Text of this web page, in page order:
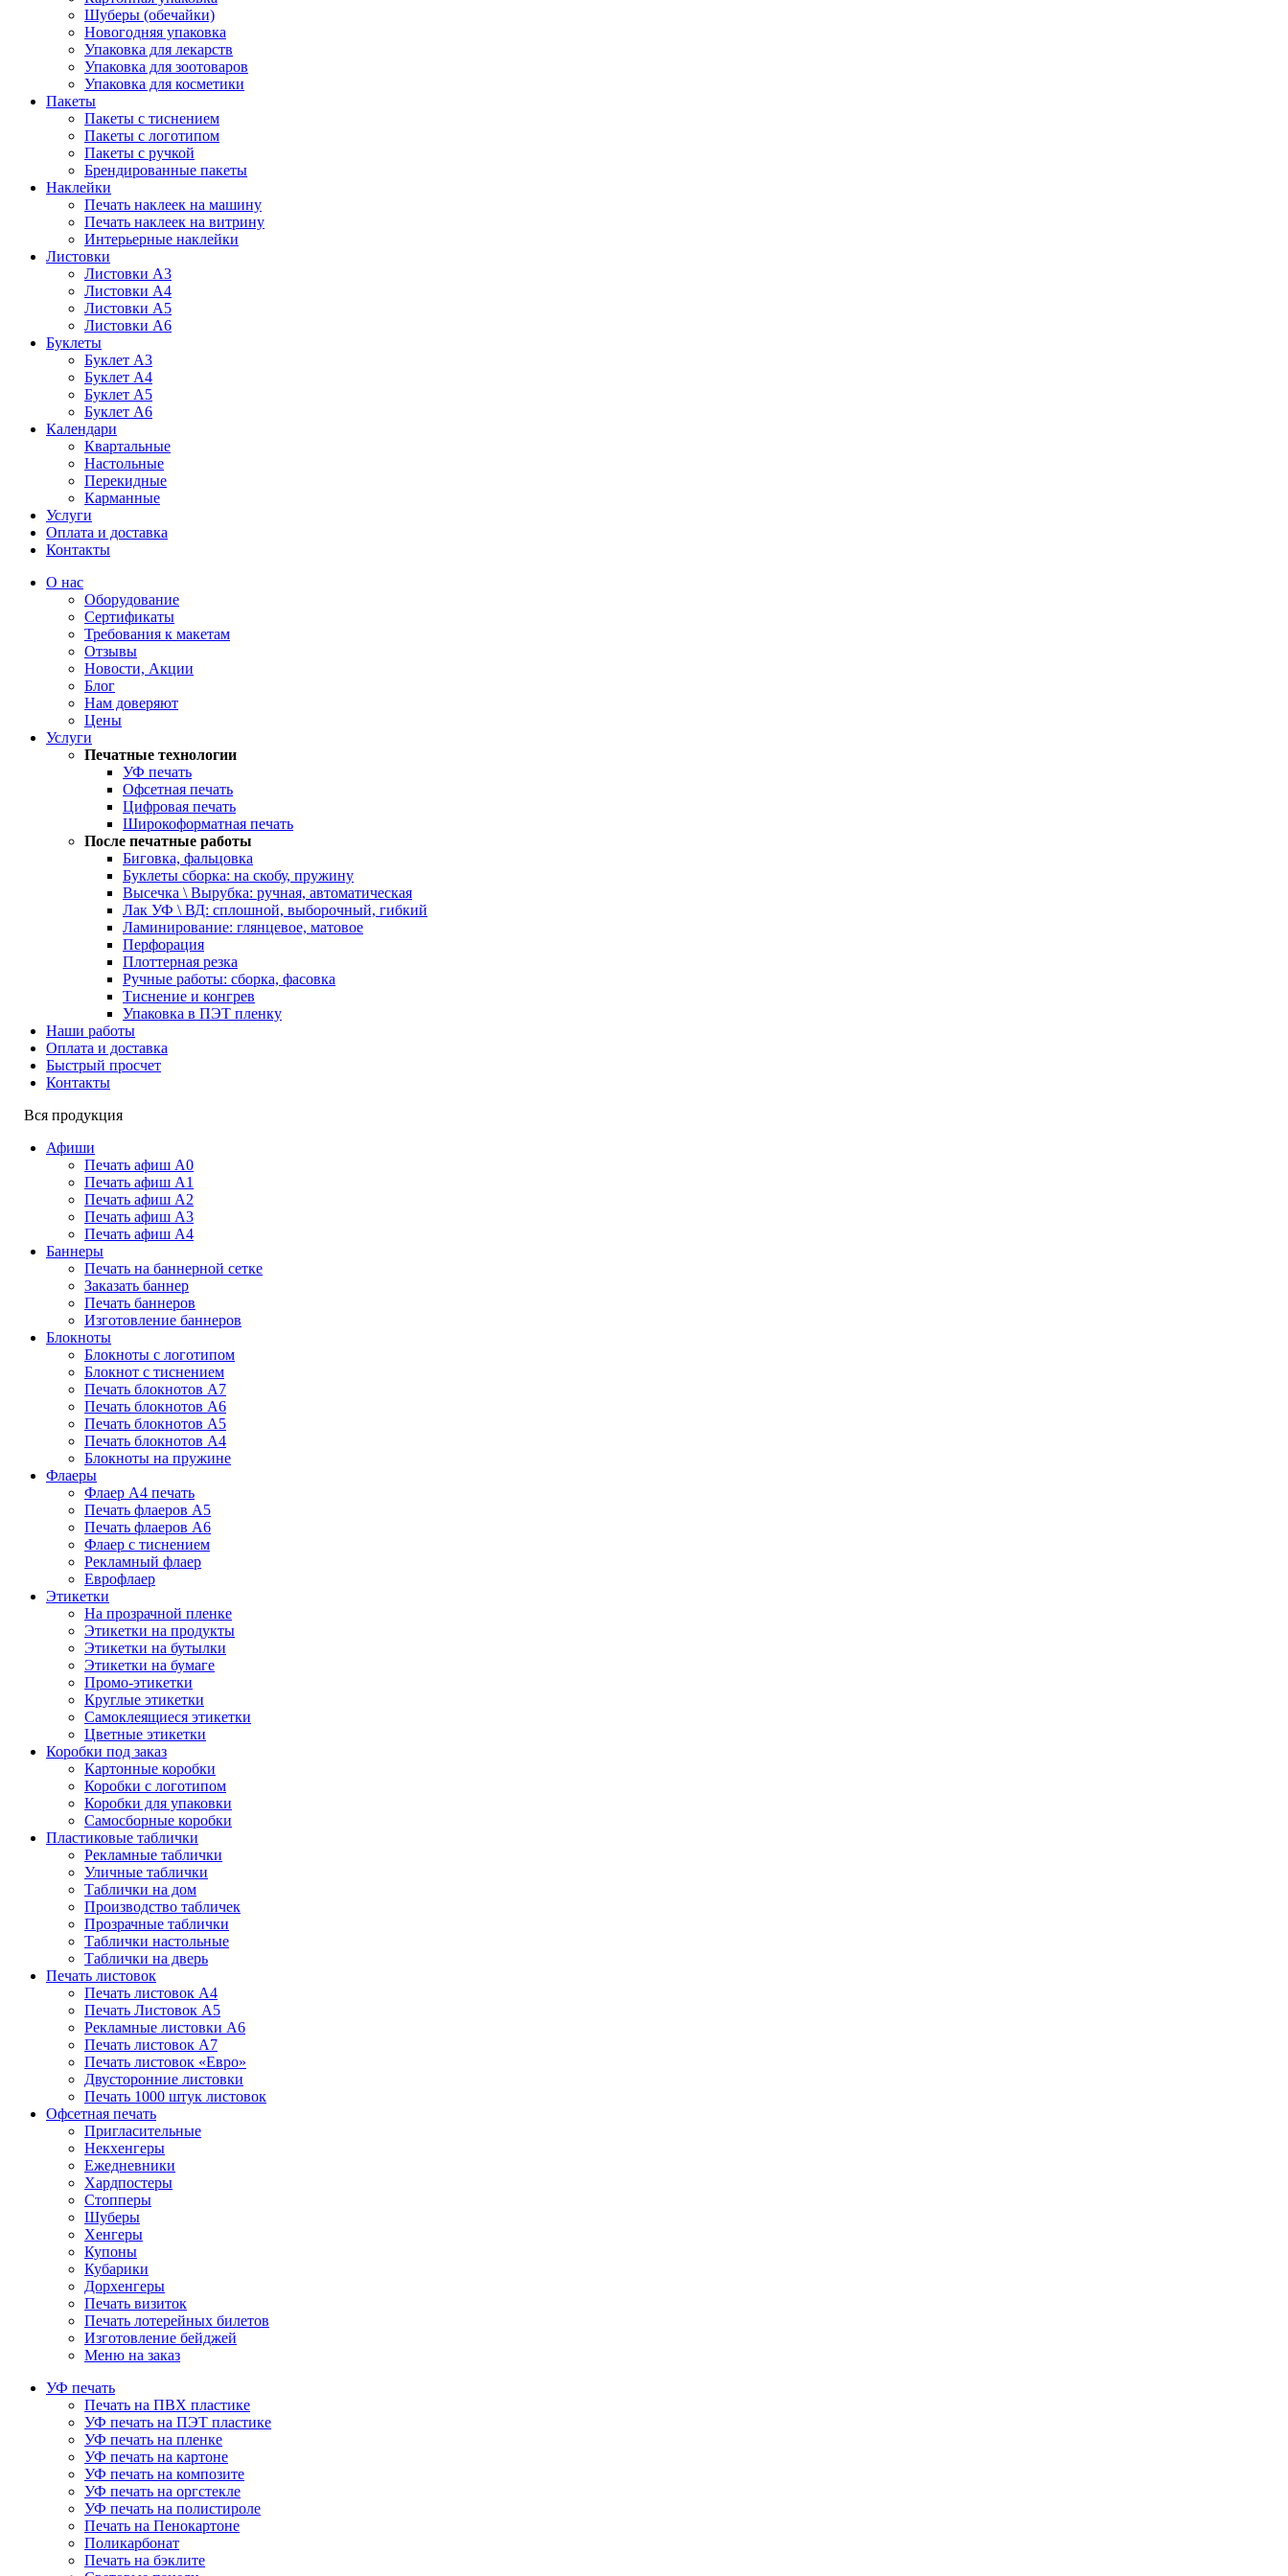
Шуберы (обечайки)
Новогодняя упаковка
Упаковка для лекарств
Упаковка для зоотоваров
Упаковка для косметики
Пакеты
Пакеты с тиснением
Пакеты с логотипом
Пакеты с ручкой
Брендированные пакеты
Наклейки
Печать наклеек на машину
Печать наклеек на витрину
Интерьерные наклейки
Листовки
Листовки А3
Листовки А4
Листовки А5
Листовки А6
Буклеты
Буклет А3
Буклет А4
Буклет А5
Буклет А6
Календари
Квартальные
Настольные
Перекидные
Карманные
Услуги
Оплата и доставка
Контакты
О нас
Оборудование
Сертификаты
Требования к макетам
Отзывы
Новости, Акции
Блог
Нам доверяют
Цены
Услуги
Печатные технологии
УФ печать
Офсетная печать
Цифровая печать
Широкоформатная печать
После печатные работы
Биговка, фальцовка
Буклеты сборка: на скобу, пружину
Высечка \ Вырубка: ручная, автоматическая
Лак УФ \ ВД: сплошной, выборочный, гибкий
Ламинирование: глянцевое, матовое
Перфорация
Плоттерная резка
Ручные работы: сборка, фасовка
Тиснение и конгрев
Упаковка в ПЭТ пленку
Наши работы
Оплата и доставка
Быстрый просчет
Контакты
Вся продукция
Афиши
Печать афиш А0
Печать афиш А1
Печать афиш А2
Печать афиш А3
Печать афиш А4
Баннеры
Печать на баннерной сетке
Заказать баннер
Печать баннеров
Изготовление баннеров
Блокноты
Блокноты с логотипом
Блокнот с тиснением
Печать блокнотов А7
Печать блокнотов А6
Печать блокнотов А5
Печать блокнотов А4
Блокноты на пружине
Флаеры
Флаер А4 печать
Печать флаеров А5
Печать флаеров А6
Флаер с тиснением
Рекламный флаер
Еврофлаер
Этикетки
На прозрачной пленке
Этикетки на продукты
Этикетки на бутылки
Этикетки на бумаге
Промо-этикетки
Круглые этикетки
Самоклеящиеся этикетки
Цветные этикетки
Коробки под заказ
Картонные коробки
Коробки с логотипом
Коробки для упаковки
Самосборные коробки
Пластиковые таблички
Рекламные таблички
Уличные таблички
Таблички на дом
Производство табличек
Прозрачные таблички
Таблички настольные
Таблички на дверь
Печать листовок
Печать листовок А4
Печать Листовок А5
Рекламные листовки А6
Печать листовок А7
Печать листовок «Евро»
Двусторонние листовки
Печать 1000 штук листовок
Офсетная печать
Пригласительные
Некхенгеры
Ежедневники
Хардпостеры
Стопперы
Шуберы
Хенгеры
Купоны
Кубарики
Дорхенгеры
Печать визиток
Печать лотерейных билетов
Изготовление бейджей
Меню на заказ
УФ печать
Печать на ПВХ пластике
УФ печать на ПЭТ пластике
УФ печать на пленке
УФ печать на картоне
УФ печать на композите
УФ печать на оргстекле
УФ печать на полистироле
Печать на Пенокартоне
Поликарбонат
Печать на бэклите